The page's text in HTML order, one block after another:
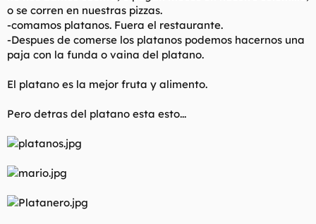
o se corren en nuestras pizzas.
-comamos platanos. Fuera el restaurante.
-Despues de comerse los platanos podemos hacernos una
paja con la funda o vaina del platano.
El platano es la mejor fruta y alimento.
Pero detras del platano esta esto...